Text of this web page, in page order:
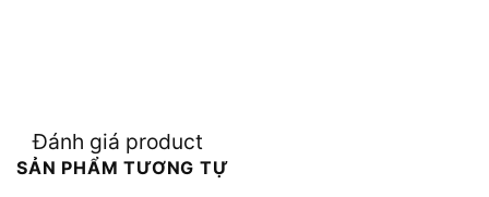
Đánh giá product
SẢN PHẨM TƯƠNG TỰ